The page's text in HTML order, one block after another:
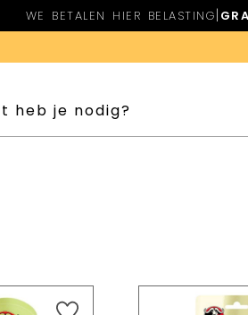
WE BETALEN HIER BELASTING|